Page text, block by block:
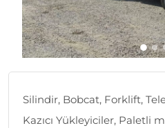
Silindir, Bobcat, Forklift,
Kazıcı Yükleyiciler, Paletli